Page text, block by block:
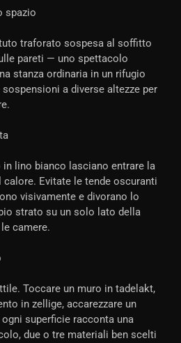
spazio
traforato sospesa al soffitto
pareti — uno spettacolo
stanza ordinaria in un rifugio
a diverse altezze per
in lino bianco lasciano entrare la
calore. Evitate le tende oscuranti
visivamente e divorano lo
strato su un solo lato della
camere.
Toccare un muro in tadelakt,
in zellige, accarezzare un
superficie racconta una
due o tre materiali ben scelti